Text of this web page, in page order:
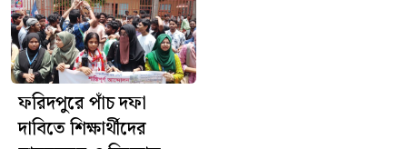
ফরিদপুরে পাঁচ দফা
দাবিতে শিক্ষার্থীদের